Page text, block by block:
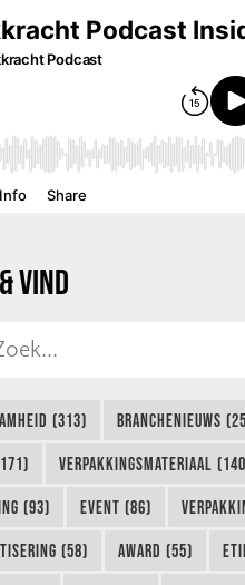
VIND
(313) BRANCHENIEUWS
VERPAKKINGSMATERIAAL
(93) EVENT (86)
(58) AWARD (55)